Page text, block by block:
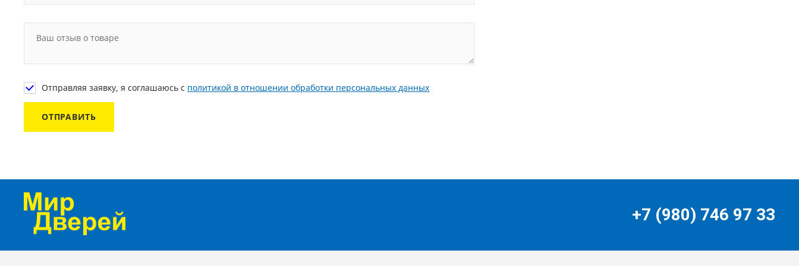
Отправляя заявку, я соглашаюсь с политикой в отношении обработки персональных данных
ОТПРАВИТЬ
+7 (980) 746 97 33